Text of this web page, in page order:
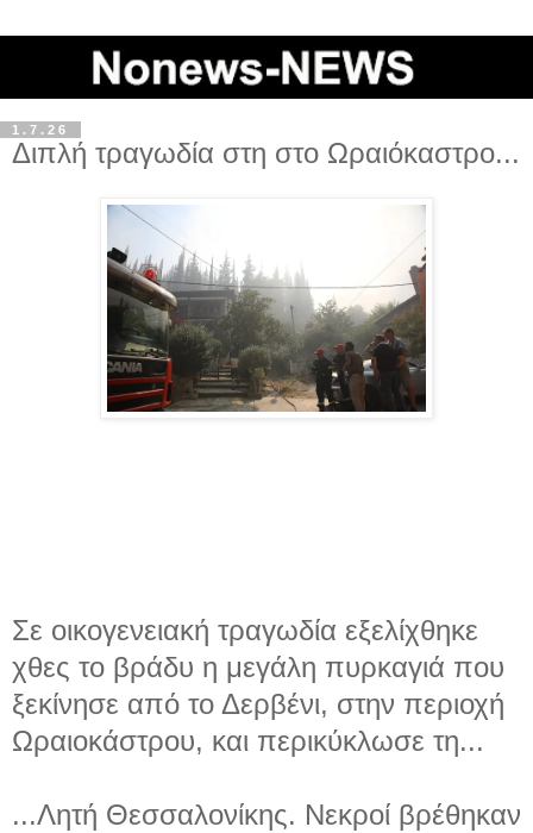
1.7.26
Διπλή τραγωδία στη στο Ωραιόκαστρο...
Σε οικογενειακή τραγωδία εξελίχθηκε
χθες το βράδυ η μεγάλη πυρκαγιά που
ξεκίνησε από το Δερβένι, στην περιοχή
Ωραιοκάστρου, και περικύκλωσε τη...
...Λητή Θεσσαλονίκης. Νεκροί βρέθηκαν